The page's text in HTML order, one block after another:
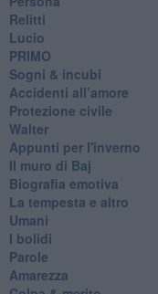
Relitti
Lucio
PRIMO
Sogni & incubi
Accidenti all’amore
Protezione civile
Walter
Appunti per l'inverno
Il muro di Baj
Biografia emotiva
La tempesta e altro
Umani
I bolidi
Parole
Amarezza